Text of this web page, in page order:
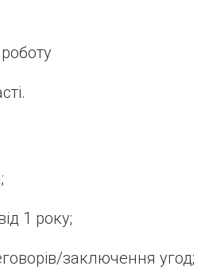
1 року;
заключення угод;